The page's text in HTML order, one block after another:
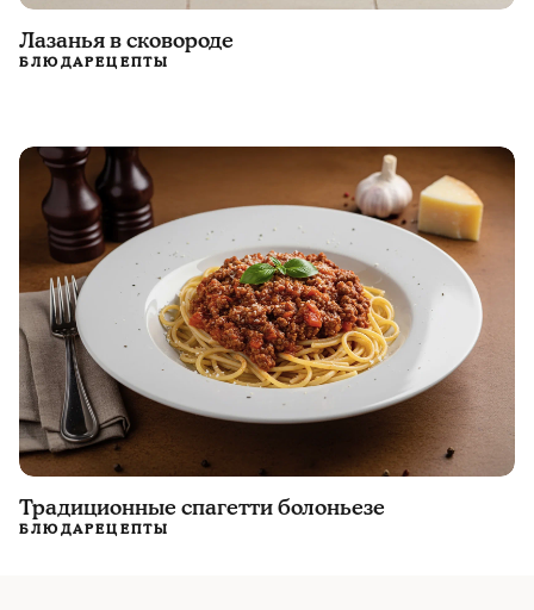
Лазанья в сковороде
БЛЮДАРЕЦЕПТЫ
Традиционные спагетти болоньезе
БЛЮДАРЕЦЕПТЫ